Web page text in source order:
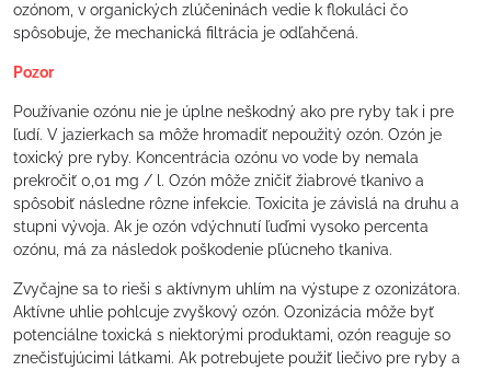
ozónom, v organických zlúčeninách vedie k flokuláci čo
spôsobuje, že mechanická filtrácia je odľahčená.
Pozor
Používanie ozónu nie je úplne neškodný ako pre ryby tak i pre
ľudí. V jazierkach sa môže hromadiť nepoužitý ozón. Ozón je
toxický pre ryby. Koncentrácia ozónu vo vode by nemala
prekročiť 0,01 mg / l. Ozón môže zničiť žiabrové tkanivo a
spôsobiť následne rôzne infekcie. Toxicita je závislá na druhu a
stupni vývoja. Ak je ozón vdýchnutí ľuďmi vysoko percenta
ozónu, má za následok poškodenie pľúcneho tkaniva.
Zvyčajne sa to rieši s aktívnym uhlím na výstupe z ozonizátora.
Aktívne uhlie pohlcuje zvyškový ozón. Ozonizácia môže byť
potenciálne toxická s niektorými produktami, ozón reaguje so
znečisťujúcimi látkami. Ak potrebujete použiť liečivo pre ryby a